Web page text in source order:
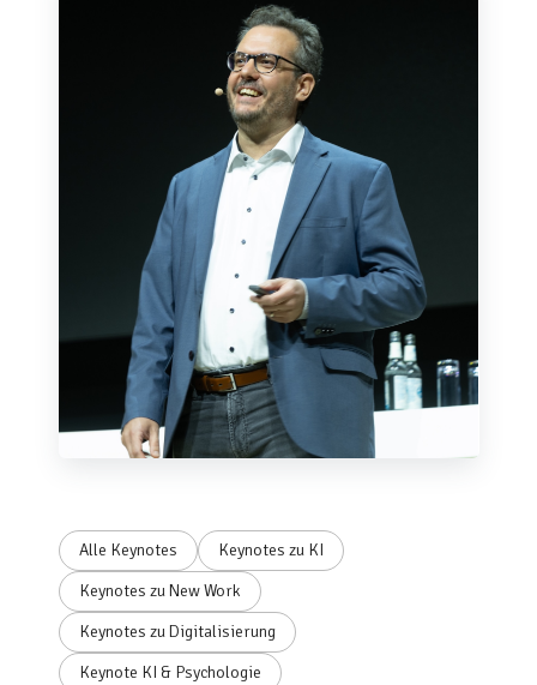
Alle Keynotes
Keynotes zu KI
Keynotes zu New Work
Keynotes zu Digitalisierung
Keynote KI & Psychologie